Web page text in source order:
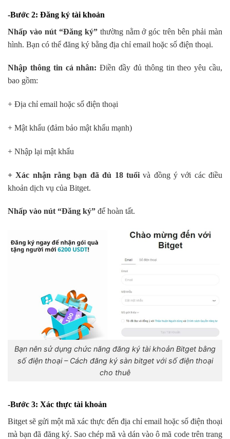
-Bước 2: Đăng ký tài khoản
Nhấp vào nút “Đăng ký”thường nằm ở góc trên bên phải màn
hình. Bạn có thể đăng ký bằng địa chỉ email hoặc số điện thoại.
Nhập thông tin cá nhân: Điền đầy đủ thông tin theo yêu cầu,
bao gồm:
+ Địa chỉ email hoặc số điện thoại
+ Mật khẩu (đảm bảo mật khẩu mạnh)
+ Nhập lại mật khẩu
+ Xác nhận rằng bạn đã đủ 18 tuổivà đồng ý với các điều
khoản dịch vụ của Bitget.
Nhấp vào nút “Đăng ký” để hoàn tất.
Bạn nên sử dụng chức năng đăng ký tài khoản Bitget bằng
số điện thoại – Cách đăng ký sàn bitget với số điện thoại
cho thuê
-Bước 3: Xác thực tài khoản
Bitget sẽ gửi một mã xác thực đến địa chỉ email hoặc số điện thoại
mà bạn đã đăng ký. Sao chép mã và dán vào ô mã code trên trang